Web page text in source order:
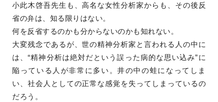
小此木啓吾先生も、高名な女性分析家からも、その後反
省の弁は、知る限りはない。
何を反省するのかも分からないのかも知れない。
大変残念であるが、世の精神分析家と言われる人の中に
は、“精神分析は絶対だという誤った病的な思い込み”に
陥っている人が非常に多い。井の中の蛙になってしま
い、社会人としての正常な感覚を失ってしまっているの
だろう。